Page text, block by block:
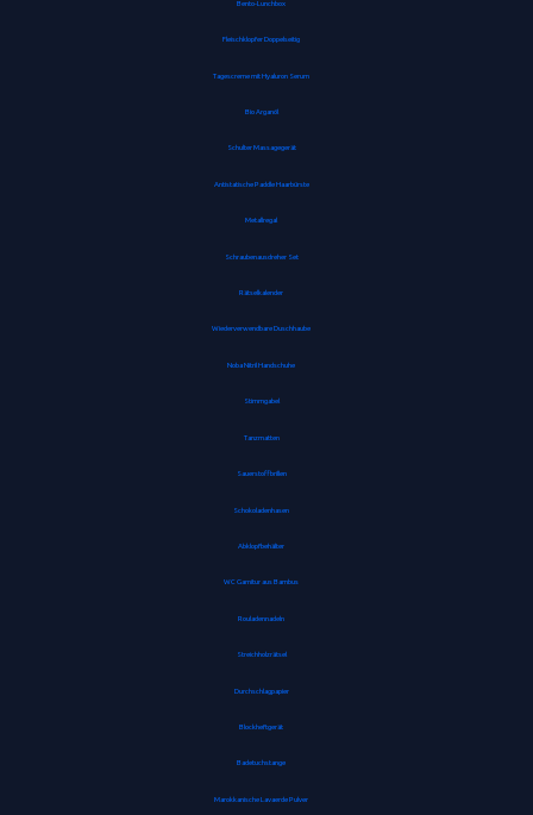
Bento-Lunchbox
Fleischklopfer Doppelseitig
Tagescreme mit Hyaluron Serum
Bio Arganöl
Schulter Massagegerät
Antistatische Paddle Haarbürste
Metallregal
Schraubenausdreher Set
Rätselkalender
Wiederverwendbare Duschhaube
Noba Nitril Handschuhe
Stimmgabel
Tanzmatten
Sauerstoffbrillen
Schokoladenhasen
Abklopfbehälter
WC Garnitur aus Bambus
Rouladennadeln
Streichholzrätsel
Durchschlagpapier
Blockheftgerät
Badetuchstange
Marokkanische Lavaerde Pulver